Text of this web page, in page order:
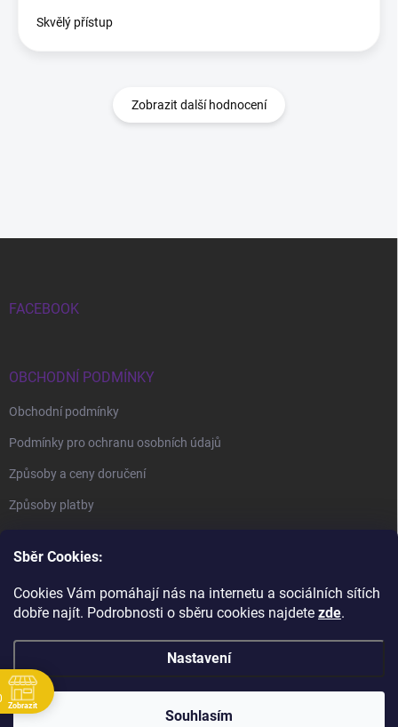
Sběr Cookies:
Cookies Vám pomáhají nás na internetu a sociálních sítích
dobře najít. Podrobnosti o sběru cookies najdete zde.
Nastavení
Souhlasím
Skvělý přístup
Zobrazit další hodnocení
FACEBOOK
OBCHODNÍ PODMÍNKY
Obchodní podmínky
Podmínky pro ochranu osobních údajů
Způsoby a ceny doručení
Způsoby platby
BrillBird Academy Nehtové Kurzy Hradec - profesní kurzy
BrillBird Czech . Všechna práva vyhrazena.
Zobrazit